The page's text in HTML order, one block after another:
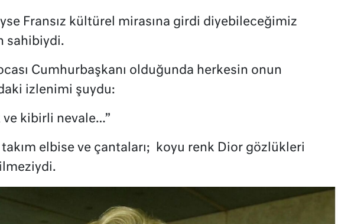
Fransız kültürel mirasına girdi diyebileceğimiz
sahibiydi.
Cumhurbaşkanı olduğunda herkesin onun
izlenimi şuydu:
ve kibirli nevale…”
elbise ve çantaları;
koyu renk Dior gözlükleri